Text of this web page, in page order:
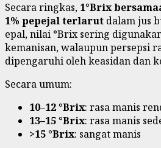
Secara ringkas, 1°Brix
1% pepejal terlarut dalam jus
epal, nilai °Brix sering
kemanisan, walaupun persepsi
dipengaruhi oleh keasidan dan
Secara umum:
10–12 °Brix: rasa manis
13–15 °Brix: rasa manis
>15 °Brix: sangat manis